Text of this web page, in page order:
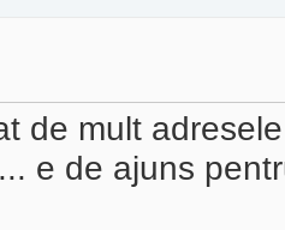
de mult
e de ajuns